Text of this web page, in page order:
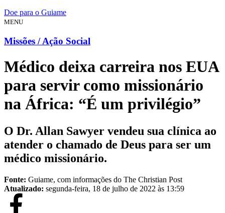
Doe para o Guiame
MENU
Missões / Ação Social
Médico deixa carreira nos EUA
para servir como missionário
na África: “É um privilégio”
O Dr. Allan Sawyer vendeu sua clínica ao
atender o chamado de Deus para ser um
médico missionário.
Fonte: Guiame, com informações do The Christian Post
Atualizado: segunda-feira, 18 de julho de 2022 às 13:59